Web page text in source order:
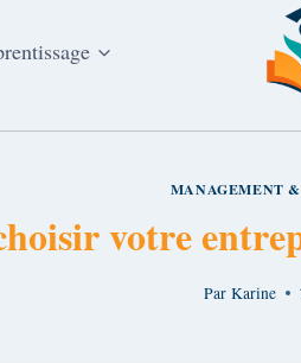
MANAGEMENT
votre
Par Karine